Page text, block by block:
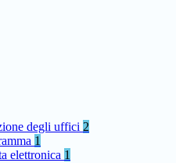
degli uffici 2
1
elettronica 1